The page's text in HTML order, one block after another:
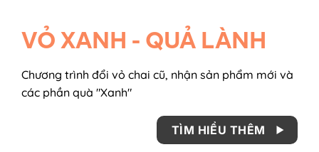
VỎ XANH - QUẢ LÀNH
Chương trình đổi vỏ chai cũ, nhận sản phẩm mới và
các phần quà "Xanh"
TÌM HIỂU THÊM